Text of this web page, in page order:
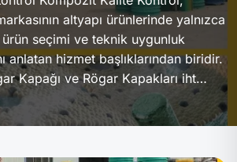
altyapı ürünlerinde yalnızca
seçimi ve teknik uygunluk
anlatan hizmet başlıklarından biridir.
Kapağı ve Rögar Kapakları iht…